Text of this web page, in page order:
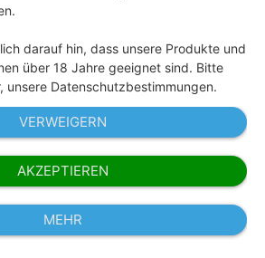
Preise inkl. gesetzl. MwSt. zzgl.
und ggf. Nachnahmegebühren.
GmbH - Liquids für eZigaretten.
Alle Rechte vorbehalten.
darauf hin, dass unsere Produkte und
über 18 Jahre geeignet sind. Bitte
unsere Datenschutzbestimmungen.
VERWEIGERN
AKZEPTIEREN
MEHR